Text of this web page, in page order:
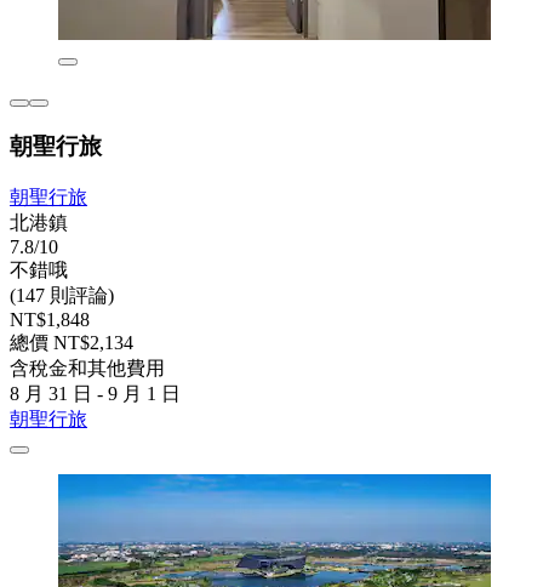
朝聖行旅
朝聖行旅
北港鎮
7.8/10
不錯哦
(147 則評論)
NT$1,848
總價 NT$2,134
含稅金和其他費用
8 月 31 日 - 9 月 1 日
朝聖行旅